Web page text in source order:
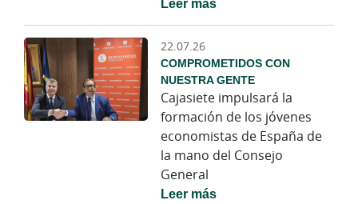
Leer más
22.07.26
COMPROMETIDOS CON
NUESTRA GENTE
Cajasiete impulsará la
formación de los jóvenes
economistas de España de
la mano del Consejo
General
Leer más